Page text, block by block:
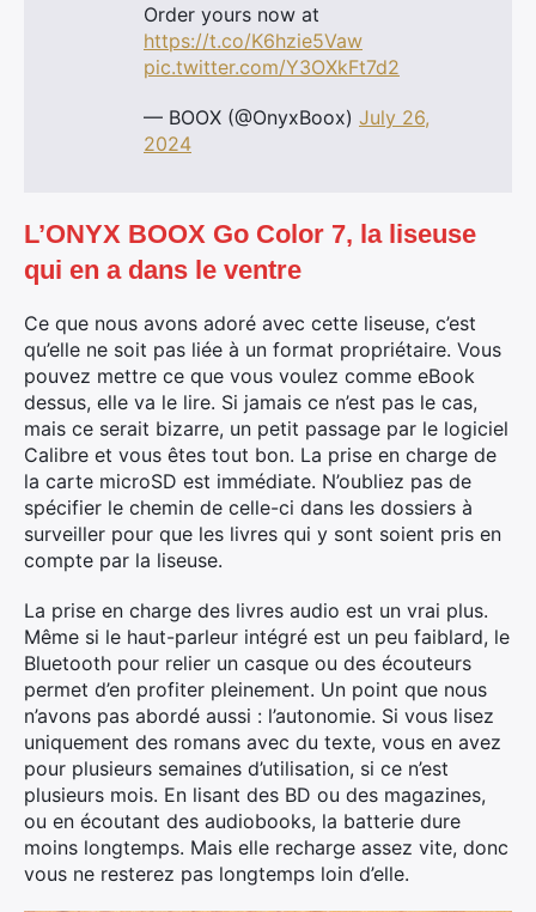
Order yours now at
https://t.co/K6hzie5Vaw
pic.twitter.com/Y3OXkFt7d2
— BOOX (@OnyxBoox) July 26,
2024
L’ONYX BOOX Go Color 7, la liseuse
qui en a dans le ventre
Ce que nous avons adoré avec cette liseuse, c’est
qu’elle ne soit pas liée à un format propriétaire. Vous
pouvez mettre ce que vous voulez comme eBook
dessus, elle va le lire. Si jamais ce n’est pas le cas,
mais ce serait bizarre, un petit passage par le logiciel
Calibre et vous êtes tout bon. La prise en charge de
la carte microSD est immédiate. N’oubliez pas de
spécifier le chemin de celle-ci dans les dossiers à
surveiller pour que les livres qui y sont soient pris en
compte par la liseuse.
La prise en charge des livres audio est un vrai plus.
Même si le haut-parleur intégré est un peu faiblard, le
Bluetooth pour relier un casque ou des écouteurs
permet d’en profiter pleinement. Un point que nous
n’avons pas abordé aussi : l’autonomie. Si vous lisez
uniquement des romans avec du texte, vous en avez
pour plusieurs semaines d’utilisation, si ce n’est
plusieurs mois. En lisant des BD ou des magazines,
ou en écoutant des audiobooks, la batterie dure
moins longtemps. Mais elle recharge assez vite, donc
vous ne resterez pas longtemps loin d’elle.